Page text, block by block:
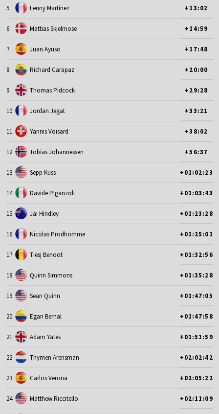
5 Lenny Martinez +13:02
6 Mattias Skjelmose +14:59
7 Juan Ayuso +17:48
8 Richard Carapaz +20:00
9 Thomas Pidcock +29:28
10 Jordan Jegat +33:21
11 Yannis Voisard +38:02
12 Tobias Johannessen +56:37
13 Sepp Kuss +01:02:23
14 Davide Piganzoli +01:03:43
15 Jai Hindley +01:23:28
16 Nicolas Prodhomme +01:25:01
17 Tiesj Benoot +01:32:56
18 Quinn Simmons +01:35:28
19 Sean Quinn +01:47:05
20 Egan Bernal +01:47:58
21 Adam Yates +01:51:59
22 Thymen Arensman +02:02:42
23 Carlos Verona +02:05:22
24 Matthew Riccitello +02:11:09